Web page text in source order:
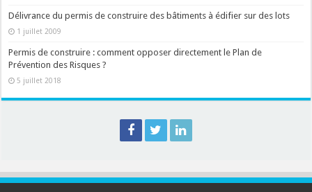
Délivrance du permis de construire des bâtiments à édifier sur des lots
1 juillet 2009
Permis de construire : comment opposer directement le Plan de
Prévention des Risques ?
5 juillet 2018